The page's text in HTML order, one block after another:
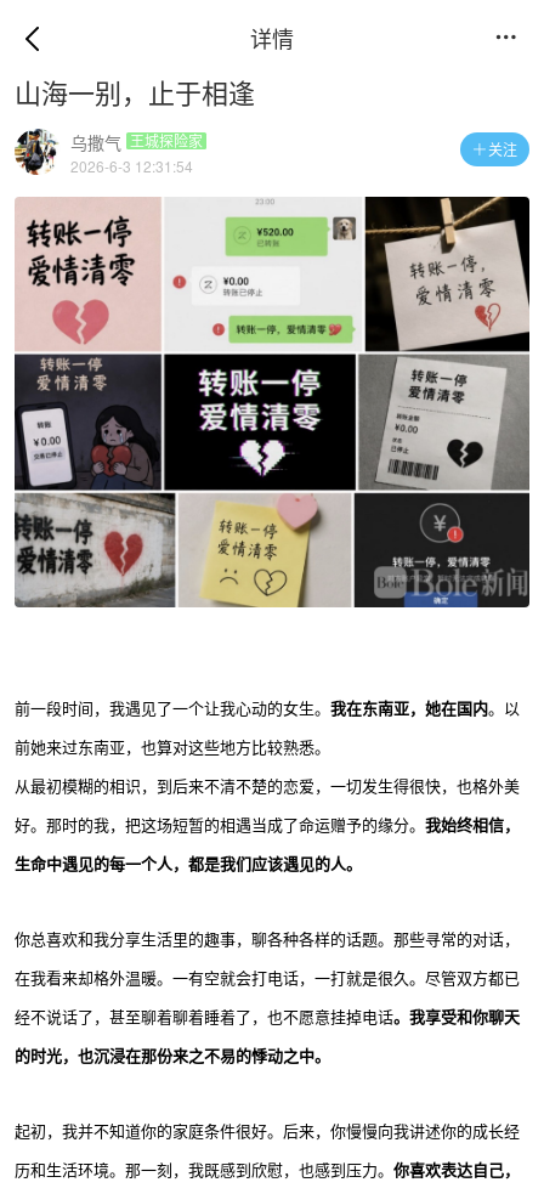
详情 
山海一别，止于相逢
关注
乌撒气 王城探险家
2026-6-3 12:31:54
前一段时间，我遇见了一个让我心动的女生。 我在东南亚，她在国内。以
前她来过东南亚，也算对这些地方比较熟悉。
从最初模糊的相识，到后来不清不楚的恋爱，一切发生得很快，也格外美
好。那时的我，把这场短暂的相遇当成了命运赠予的缘分。 我始终相信，
生命中遇见的每一个人，都是我们应该遇见的人。
你总喜欢和我分享生活里的趣事，聊各种各样的话题。那些寻常的对话，
在我看来却格外温暖。一有空就会打电话，一打就是很久。尽管双方都已
经不说话了，甚至聊着聊着睡着了，也不愿意挂掉电话。我享受和你聊天
的时光，也沉浸在那份来之不易的悸动之中。
起初，我并不知道你的家庭条件很好。后来，你慢慢向我讲述你的成长经
历和生活环境。那一刻，我既感到欣慰，也感到压力。 你喜欢表达自己，